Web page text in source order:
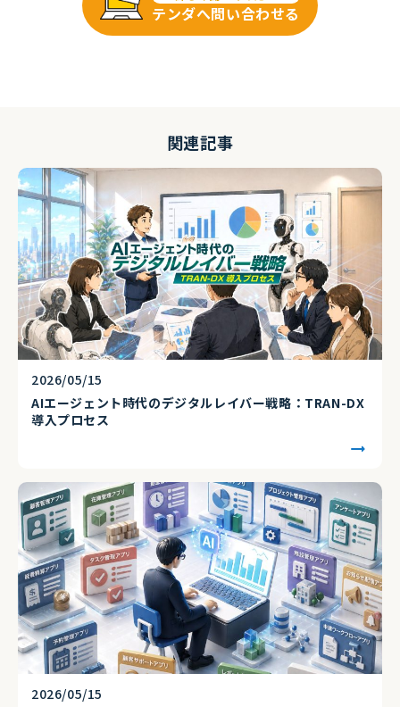
テンダへ問い合わせる
関連記事
2026/05/15
AIエージェント時代のデジタルレイバー戦略：TRAN-DX
導入プロセス
2026/05/15